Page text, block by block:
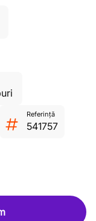
Referință
541757